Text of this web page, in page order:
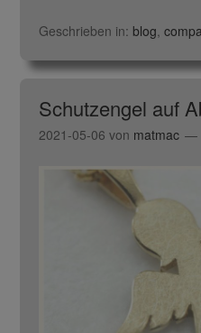
Geschrieben in: blog
Schutzengel auf
2021-05-06 von matmac